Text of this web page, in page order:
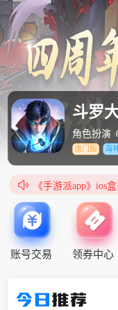
斗罗
角色扮演
唐门服 海

《手游派app》ios
账号交易 领券中心
今日推荐